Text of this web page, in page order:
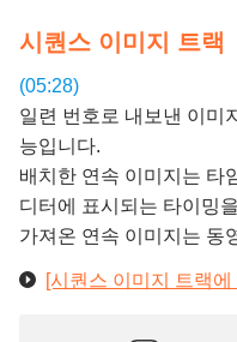
시퀀스 이미지 트랙
(05:28)
일련 번호로 내보낸 이미
능입니다.
배치한 연속 이미지는 타
디터에 표시되는 타이밍
가져온 연속 이미지는 동
[시퀀스 이미지 트랙에